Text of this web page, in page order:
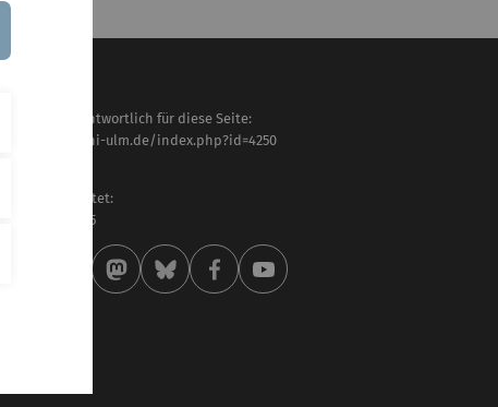
Inhaltlich verantwortlich für diese Seite:
https://www.uni-ulm.de/index.php?id=4250
Zuletzt bearbeitet:
27 . Februar 2025